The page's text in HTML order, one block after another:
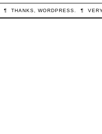
¶ THANKS, WORDPRESS. ¶